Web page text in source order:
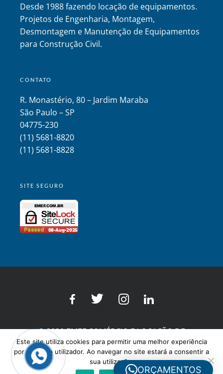
Desde 1988 fazendo locação de equipamentos.
Projetos de Engenharia, Montagem,
Desmontagem e Manutenção de Equipamentos
para Construção Civil.
CONTATO
R. Monastério, 80 – Jardim Maraba
São Paulo – SP
04775-230
(11) 5681-8820
(11) 5681-8828
SITE SEGURO
© 2020 EMEF COMÉRCIO E LOCAÇÃO DE
EQUIPAMENTOS LTDA. Todos os Direitos
Reservados.
ORÇAMENTOS
Este site utiliza cookies para permitir uma melhor experiência
por parte do utilizador. Ao navegar no site estará a consentir a
sua utilização.